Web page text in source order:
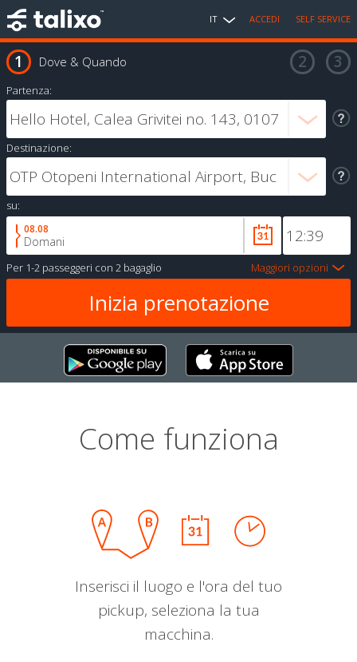
IT ACCEDI SELF SERVICE
Dove & Quando
Partenza:
Destinazione:
su:
08.08
Domani
Per 1-2 passeggeri con 2 bagaglio Maggiori opzioni
Come funziona
Inserisci il luogo e l'ora del tuo
pickup, seleziona la tua
macchina.